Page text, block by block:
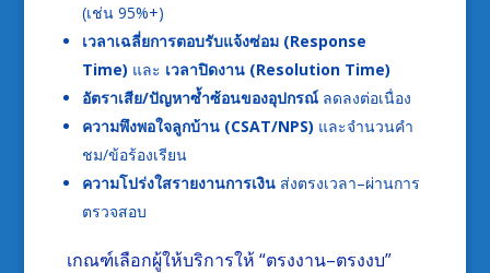
(เช่น 95%+)
เวลาเฉลี่ยการตอบรับแจ้งซ่อม (Response
Time) และ เวลาปิดงาน (Resolution Time)
อัตราเสีย/ปัญหาซ้ำซ้อนของอุปกรณ์ลดลงต่อเนื่อง
ความพึงพอใจลูกบ้าน (CSAT/NPS) และจำนวนคำ
ชม/ข้อร้องเรียน
ความโปร่งใสรายงานการเงินส่งตรงเวลา–ผ่านการ
ตรวจสอบ
เกณฑ์เลือกผู้ให้บริการให้ “ตรงงาน–ตรงงบ”